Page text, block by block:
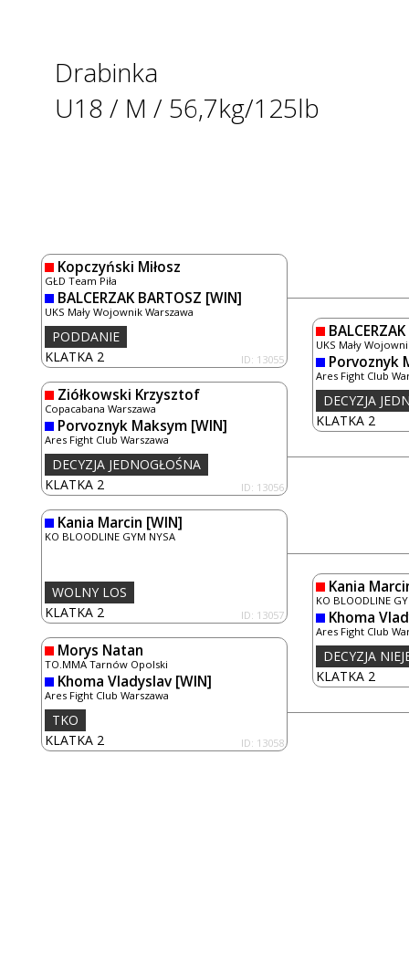
Drabinka
U18 / M / 56,7kg/125lb
Kopczyński Miłosz
GŁD Team Piła
BALCERZAK BARTOSZ [WIN]
UKS Mały Wojownik Warszawa
KLATKA 2 ID: 13055
PODDANIE
Ziółkowski Krzysztof
Copacabana Warszawa
Porvoznyk Maksym [WIN]
Ares Fight Club Warszawa
KLATKA 2 ID: 13056
DECYZJA JEDNOGŁOŚNA
Kania Marcin [WIN]
KO BLOODLINE GYM NYSA
KLATKA 2 ID: 13057
WOLNY LOS
Morys Natan
TO.MMA Tarnów Opolski
Khoma Vladyslav [WIN]
Ares Fight Club Warszawa
KLATKA 2 ID: 13058
TKO
UKS Mały
Porvoznyk
Ares Fight Club
KLATKA 2
DECYZJA
Kania
KO BLOODLINE
Khoma
Ares Fight Club
KLATKA 2
DECYZJA